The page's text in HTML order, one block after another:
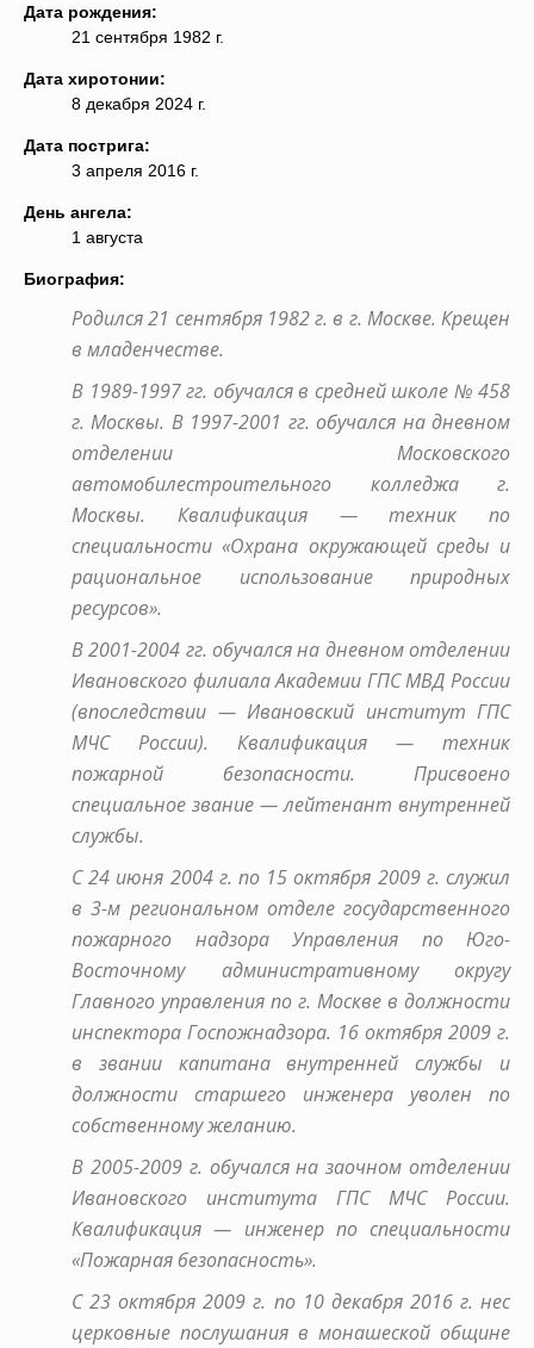
Дата рождения:
21 сентября 1982 г.
Дата хиротонии:
8 декабря 2024 г.
Дата пострига:
3 апреля 2016 г.
День ангела:
1 августа
Биография:
Родился 21 сентября 1982 г. в г. Москве. Крещен
в младенчестве.
В 1989-1997 гг. обучался в средней школе № 458
г. Москвы. В 1997-2001 гг. обучался на дневном
отделении Московского
автомобилестроительного колледжа г.
Москвы. Квалификация — техник по
специальности «Охрана окружающей среды и
рациональное использование природных
ресурсов».
В 2001-2004 гг. обучался на дневном отделении
Ивановского филиала Академии ГПС МВД России
(впоследствии — Ивановский институт ГПС
МЧС России). Квалификация — техник
пожарной безопасности. Присвоено
специальное звание — лейтенант внутренней
службы.
С 24 июня 2004 г. по 15 октября 2009 г. служил
в 3-м региональном отделе государственного
пожарного надзора Управления по Юго-
Восточному административному округу
Главного управления по г. Москве в должности
инспектора Госпожнадзора. 16 октября 2009 г.
в звании капитана внутренней службы и
должности старшего инженера уволен по
собственному желанию.
В 2005-2009 г. обучался на заочном отделении
Ивановского института ГПС МЧС России.
Квалификация — инженер по специальности
«Пожарная безопасность».
С 23 октября 2009 г. по 10 декабря 2016 г. нес
церковные послушания в монашеской общине